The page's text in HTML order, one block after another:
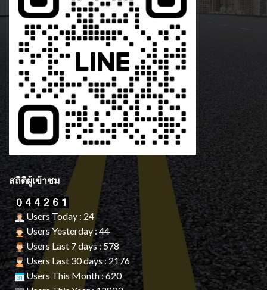
สถิติผู้เข้าชม
Users Today : 24
Users Yesterday : 44
Users Last 7 days : 578
Users Last 30 days : 2176
Users This Month : 620